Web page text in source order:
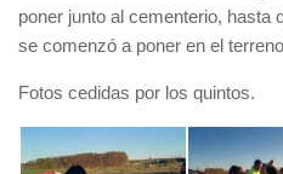
poner junto al cementerio, hasta
se comenzó a poner en el
Fotos cedidas por los quintos.